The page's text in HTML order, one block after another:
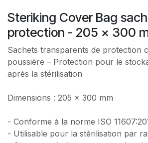
Steriking Cover Bag
protection - 205 x 300
Sachets transparents de protection
poussière – Protection pour le
après la stérilisation
Dimensions : 205 x 300 mm
- Conforme à la norme ISO
- Utilisable pour la stérilisation par